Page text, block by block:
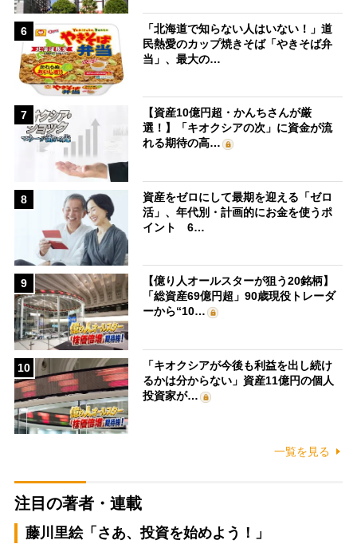
6
「北海道で知らない人はいない！」道
民熱愛のカップ焼きそば「やきそば弁
当」、最大の…
7
【資産10億円超・かんちさんが厳
選！】「キオクシアの次」に資金が流
れる期待の高…
8
資産をゼロにして最期を迎える「ゼロ
活」、年代別・計画的にお金を使うポ
イント 6…
9
【億り人オールスターが狙う20銘柄】
「総資産69億円超」90歳現役トレーダ
ーから“10…
10
「キオクシアが今後も利益を出し続け
るかは分からない」資産11億円の個人
投資家が…
一覧を見る
注目の著者・連載
藤川里絵「さあ、投資を始めよう！」